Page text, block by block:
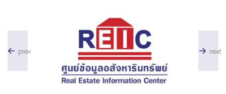
prev next